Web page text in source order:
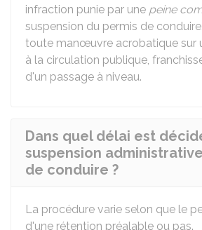
infraction punie par une peine
suspension du permis de
toute manœuvre acrobatique sur
à la circulation publique,
d'un passage à niveau.
Dans quel délai est
suspension
de conduire ?
La procédure varie selon que le
d'une rétention préalable ou pas.